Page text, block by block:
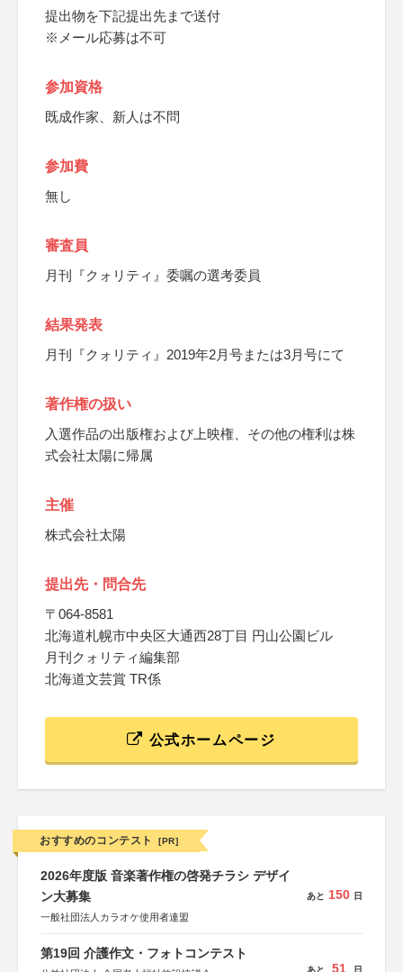
提出物を下記提出先まで送付
※メール応募は不可
参加資格
既成作家、新人は不問
参加費
無し
審査員
月刊『クォリティ』委嘱の選考委員
結果発表
月刊『クォリティ』2019年2月号または3月号にて
著作権の扱い
入選作品の出版権および上映権、その他の権利は株
式会社太陽に帰属
主催
株式会社太陽
提出先・問合先
〒064‐8581
北海道札幌市中央区大通西28丁目 円山公園ビル
月刊クォリティ編集部
北海道文芸賞 TR係
公式ホームページ
おすすめのコンテスト [PR]
2026年度版 音楽著作権の啓発チラシ デザイ
ン大募集
一般社団法人カラオケ使用者連盟
あと 150 日
第19回 介護作文・フォトコンテスト
あと 51 日